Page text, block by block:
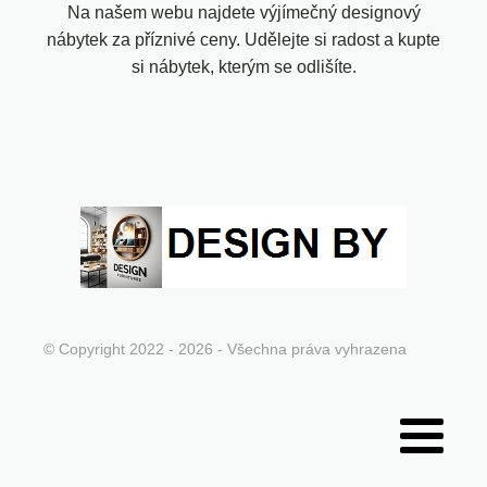
Na našem webu najdete výjímečný designový
nábytek za příznivé ceny. Udělejte si radost a kupte
si nábytek, kterým se odlišíte.
© Copyright 2022 - 2026 - Všechna práva vyhrazena